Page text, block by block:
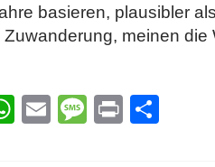
basieren, plausibler
meinen die
WhatsApp
EmailMessage
Print